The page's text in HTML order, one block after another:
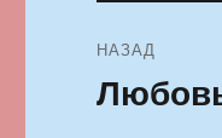
по
НАЗАД
Предыдущая